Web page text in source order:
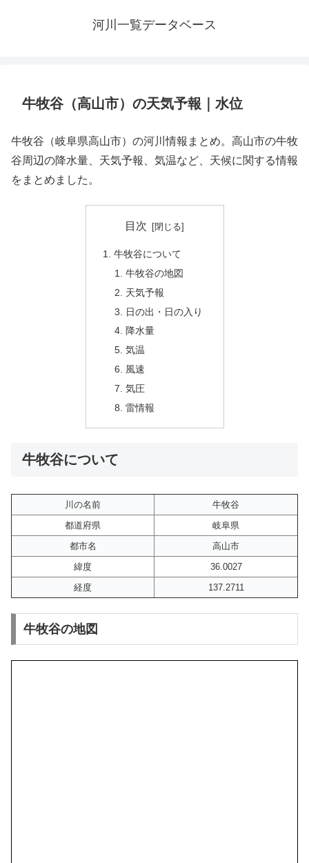
河川一覧データベース
牛牧谷（高山市）の天気予報｜水位
牛牧谷（岐阜県高山市）の河川情報まとめ。高山市の牛牧
谷周辺の降水量、天気予報、気温など、天候に関する情報
をまとめました。
目次
牛牧谷について
牛牧谷の地図
天気予報
日の出・日の入り
降水量
気温
風速
気圧
雷情報
牛牧谷について
川の名前
牛牧谷
都道府県
岐阜県
都市名
高山市
緯度
36.0027
経度
137.2711
牛牧谷の地図